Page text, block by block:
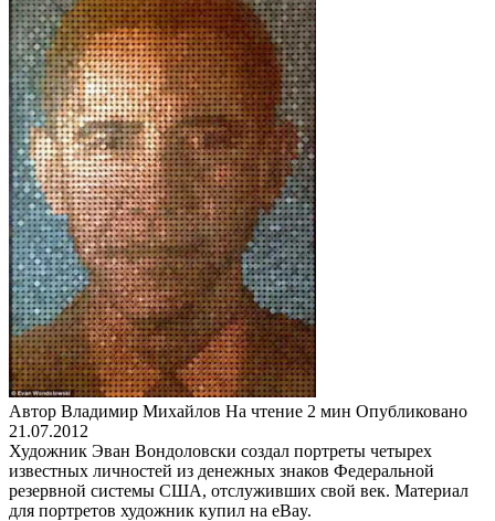
Автор Владимир Михайлов На чтение 2 мин Опубликовано
21.07.2012
Художник Эван Вондоловски создал портреты четырех
известных личностей из денежных знаков Федеральной
резервной системы США, отслуживших свой век. Материал
для портретов художник купил на eBay.